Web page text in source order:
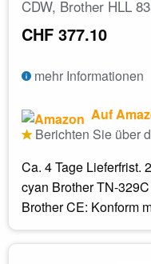
CDW, Brother HLL
CHF 377.10
mehr Informationen
Auf
Berichten Sie über
Ca. 4 Tage Lieferfrist.
cyan Brother TN-
Brother CE: Konform